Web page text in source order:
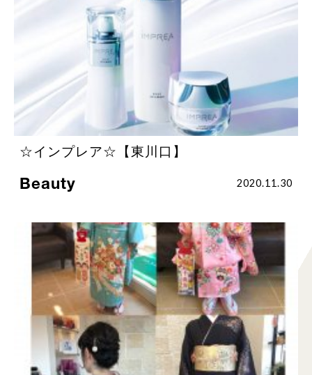
☆インプレア☆【東川口】
Beauty 2020.11.30